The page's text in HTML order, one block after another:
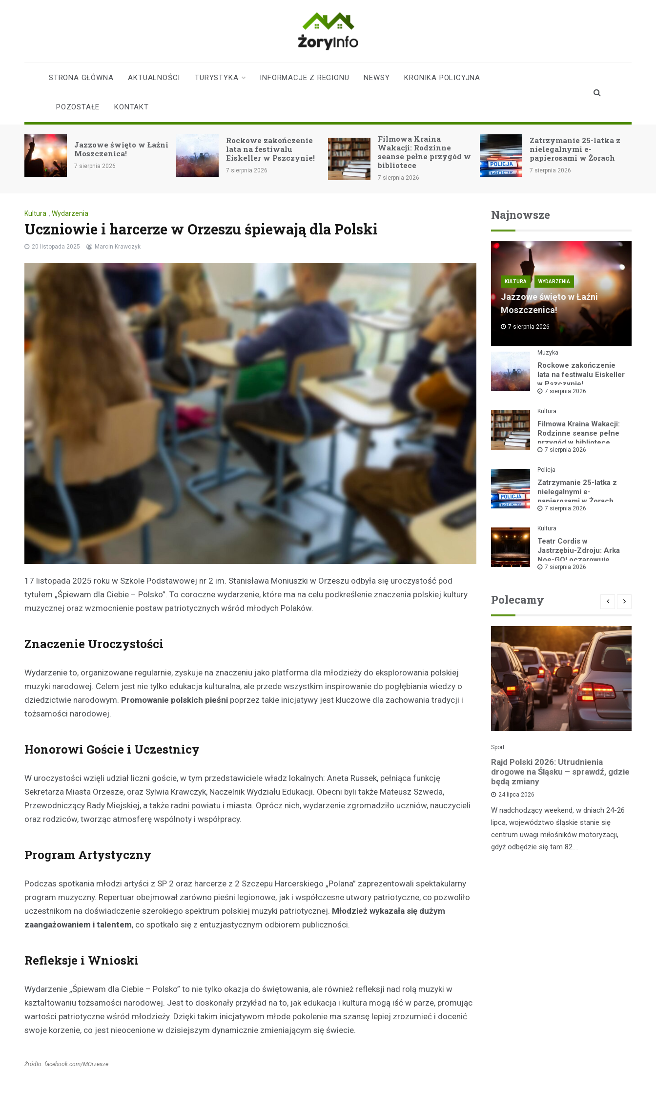
mieszkańców
Żor
STRONA GŁÓWNA AKTUALNOŚCI TURYSTYKA INFORMACJE Z REGIONU NEWSY KRONIKA POLICYJNA
POZOSTAŁE KONTAKT
święto w Łaźni
Rockowe zakończenie
lata na festiwalu
Eiskeller w Pszczynie!
Filmowa Kraina
Wakacji: Rodzinne
seanse pełne przygód w
bibliotece
Zatrzymanie 25-latka z
nielegalnymi e-
papierosami w Żorach
Teatr Cordis w
Jastrzębiu-
Noe-GO!
Kultura , Wydarzenia
Uczniowie i harcerze w Orzeszu śpiewają dla Polski
20 listopada 2025 Marcin Krawczyk
17 listopada 2025 roku w Szkole Podstawowej nr 2 im. Stanisława Moniuszki w Orzeszu odbyła się uroczystość pod
tytułem „Śpiewam dla Ciebie – Polsko”. To coroczne wydarzenie, które ma na celu podkreślenie znaczenia polskiej kultury
muzycznej oraz wzmocnienie postaw patriotycznych wśród młodych Polaków.
Znaczenie Uroczystości
Wydarzenie to, organizowane regularnie, zyskuje na znaczeniu jako platforma dla młodzieży do eksplorowania polskiej
muzyki narodowej. Celem jest nie tylko edukacja kulturalna, ale przede wszystkim inspirowanie do pogłębiania wiedzy o
dziedzictwie narodowym. Promowanie polskich pieśni poprzez takie inicjatywy jest kluczowe dla zachowania tradycji i
tożsamości narodowej.
Honorowi Goście i Uczestnicy
W uroczystości wzięli udział liczni goście, w tym przedstawiciele władz lokalnych: Aneta Russek, pełniąca funkcję
Sekretarza Miasta Orzesze, oraz Sylwia Krawczyk, Naczelnik Wydziału Edukacji. Obecni byli także Mateusz Szweda,
Przewodniczący Rady Miejskiej, a także radni powiatu i miasta. Oprócz nich, wydarzenie zgromadziło uczniów, nauczycieli
oraz rodziców, tworząc atmosferę wspólnoty i współpracy.
Program Artystyczny
Podczas spotkania młodzi artyści z SP 2 oraz harcerze z 2 Szczepu Harcerskiego „Polana” zaprezentowali spektakularny
program muzyczny. Repertuar obejmował zarówno pieśni legionowe, jak i współczesne utwory patriotyczne, co pozwoliło
uczestnikom na doświadczenie szerokiego spektrum polskiej muzyki patriotycznej. Młodzież wykazała się dużym
zaangażowaniem i talentem, co spotkało się z entuzjastycznym odbiorem publiczności.
Refleksje i Wnioski
Wydarzenie „Śpiewam dla Ciebie – Polsko” to nie tylko okazja do świętowania, ale również refleksji nad rolą muzyki w
kształtowaniu tożsamości narodowej. Jest to doskonały przykład na to, jak edukacja i kultura mogą iść w parze, promując
wartości patriotyczne wśród młodzieży. Dzięki takim inicjatywom młode pokolenie ma szansę lepiej zrozumieć i docenić
swoje korzenie, co jest nieocenione w dzisiejszym dynamicznie zmieniającym się świecie.
Źródło: facebook.com/MOrzesze
Najnowsze
KULTURA WYDARZENIA
Jazzowe święto w Łaźni
Moszczenica!
7 sierpnia 2026
Muzyka
Rockowe zakończenie
lata na festiwalu Eiskeller
w Pszczynie!
7 sierpnia 2026
Kultura
Filmowa Kraina Wakacji:
Rodzinne seanse pełne
przygód w bibliotece
7 sierpnia 2026
Policja
Zatrzymanie 25-latka z
nielegalnymi e-
papierosami w Żorach
7 sierpnia 2026
Kultura
Teatr Cordis w
Jastrzębiu-Zdroju: Arka
Noe-GO! oczarowuje
widownię!
7 sierpnia 2026
Polecamy
z nagrodami i atrakcjami
30 czerwca 2026
W minioną niedzielę mieszkańcy
Sport
Rajd Polski 2026: Utrudnienia
drogowe na Śląsku – sprawdź, gdzie
będą zmiany
24 lipca 2026
W nadchodzący weekend, w dniach 24-26
lipca, województwo śląskie stanie się
centrum uwagi miłośników motoryzacji,
gdyż odbędzie się tam 82.…